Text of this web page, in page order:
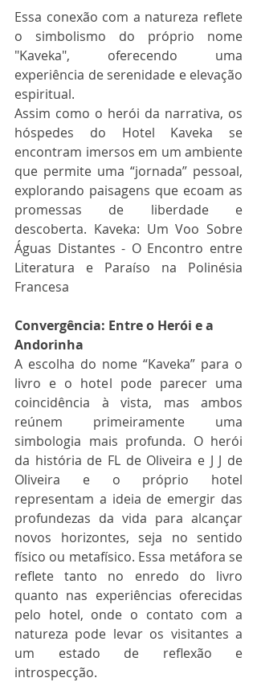
Essa conexão com a natureza reflete
o simbolismo do próprio nome
"Kaveka", oferecendo uma
experiência de serenidade e elevação
espiritual.
Assim como o herói da narrativa, os
hóspedes do Hotel Kaveka se
encontram imersos em um ambiente
que permite uma “jornada” pessoal,
explorando paisagens que ecoam as
promessas de liberdade e
descoberta. Kaveka: Um Voo Sobre
Águas Distantes - O Encontro entre
Literatura e Paraíso na Polinésia
Francesa
Convergência: Entre o Herói e a
Andorinha
A escolha do nome “Kaveka” para o
livro e o hotel pode parecer uma
coincidência à vista, mas ambos
reúnem primeiramente uma
simbologia mais profunda. O herói
da história de FL de Oliveira e J J de
Oliveira e o próprio hotel
representam a ideia de emergir das
profundezas da vida para alcançar
novos horizontes, seja no sentido
físico ou metafísico. Essa metáfora se
reflete tanto no enredo do livro
quanto nas experiências oferecidas
pelo hotel, onde o contato com a
natureza pode levar os visitantes a
um estado de reflexão e
introspecção.